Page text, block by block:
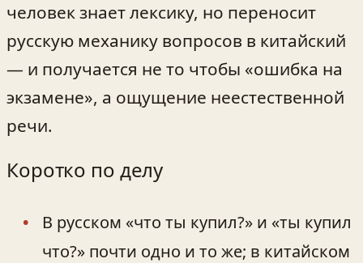
человек знает лексику, но переносит
русскую механику вопросов в китайский
— и получается не то чтобы «ошибка на
экзамене», а ощущение неестественной
речи.
Коротко по делу
В русском «что ты купил?» и «ты купил
что?» почти одно и то же; в китайском